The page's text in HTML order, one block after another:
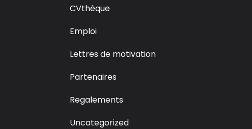
CVthèque
Emploi
Lettres de motivation
Partenaires
Regalements
Uncategorized